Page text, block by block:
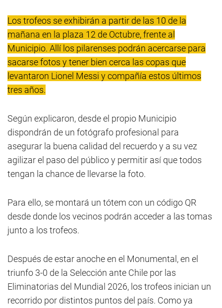
Los trofeos se exhibirán a partir de las 10 de la
mañana en la plaza 12 de Octubre, frente al
Municipio. Allí los pilarenses podrán acercarse para
sacarse fotos y tener bien cerca las copas que
levantaron Lionel Messi y compañía estos últimos
tres años.
Según explicaron, desde el propio Municipio
dispondrán de un fotógrafo profesional para
asegurar la buena calidad del recuerdo y a su vez
agilizar el paso del público y permitir así que todos
tengan la chance de llevarse la foto.
Para ello, se montará un tótem con un código QR
desde donde los vecinos podrán acceder a las tomas
junto a los trofeos.
Después de estar anoche en el Monumental, en el
triunfo 3-0 de la Selección ante Chile por las
Eliminatorias del Mundial 2026, los trofeos inician un
recorrido por distintos puntos del país. Como ya